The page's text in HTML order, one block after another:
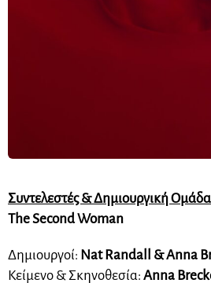
Συντελεστές & Δημιουργική Ομάδα
The Second Woman
Δημιουργοί: Nat Randall & Anna
Κείμενο & Σκηνοθεσία: Anna